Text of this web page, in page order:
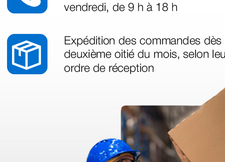
de livraison, j'ai contacté le service client qui a été très réactif et